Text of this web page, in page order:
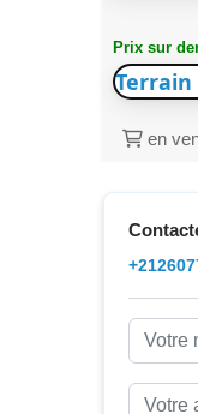
Prix sur
Terrain
en